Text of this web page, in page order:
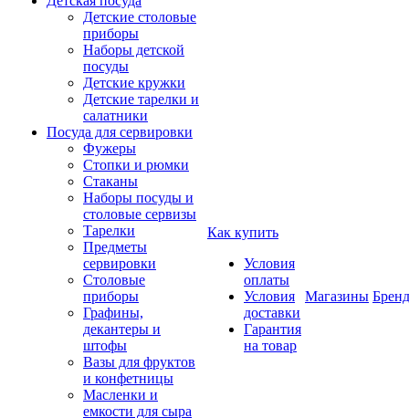
Детские столовые
приборы
Наборы детской
посуды
Детские кружки
Детские тарелки и
салатники
Посуда для сервировки
Фужеры
Стопки и рюмки
Стаканы
Наборы посуды и
столовые сервизы
Тарелки
Предметы
сервировки
Столовые
приборы
Графины,
декантеры и
штофы
Вазы для фруктов
и конфетницы
Масленки и
емкости для сыра
Как купить
Условия
оплаты
Условия
доставки
Гарантия
на товар
Магазины